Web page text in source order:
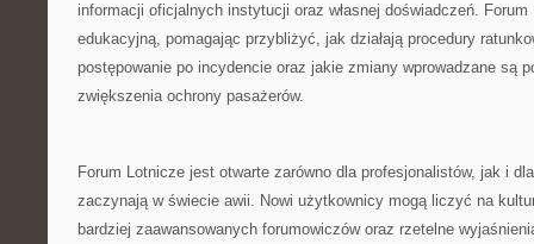
informacji oficjalnych instytucji oraz własnej doświadczeń. Forum
edukacyjną, pomagając przybliżyć, jak działają procedury
postępowanie po incydencie oraz jakie zmiany wprowadzane są
zwiększenia ochrony pasażerów.
Forum Lotnicze jest otwarte zarówno dla profesjonalistów, jak i
zaczynają w świecie awii. Nowi użytkownicy mogą liczyć na
bardziej zaawansowanych forumowiczów oraz rzetelne